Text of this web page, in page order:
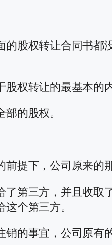
股权转让合同书
权转让的最基本的
的股权。
提下，公司原来的
第三方，并且收取
个第三方。
的事宜，公司原